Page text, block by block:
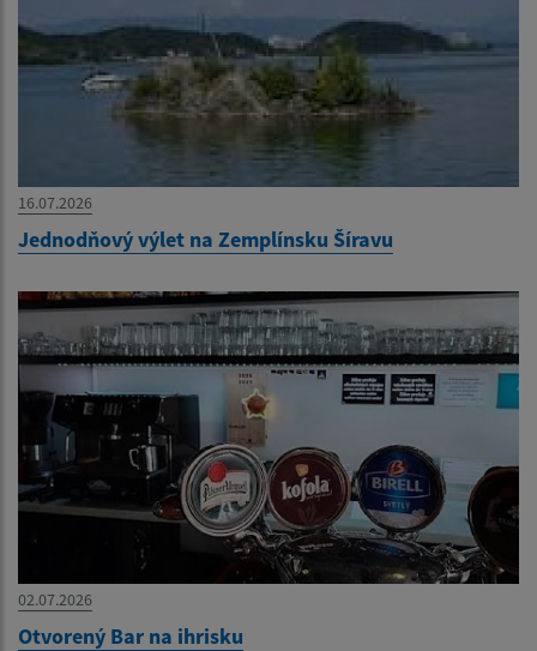
16.07.2026
Jednodňový výlet na Zemplínsku Šíravu
02.07.2026
Otvorený Bar na ihrisku